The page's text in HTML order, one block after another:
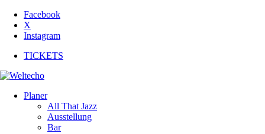
Facebook
X
Instagram
TICKETS
Planer
All That Jazz
Ausstellung
Bar